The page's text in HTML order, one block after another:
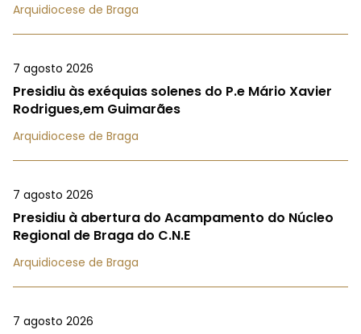
Arquidiocese de Braga
7 agosto 2026
Presidiu às exéquias solenes do P.e Mário Xavier
Rodrigues,em Guimarães
Arquidiocese de Braga
7 agosto 2026
Presidiu à abertura do Acampamento do Núcleo
Regional de Braga do C.N.E
Arquidiocese de Braga
7 agosto 2026